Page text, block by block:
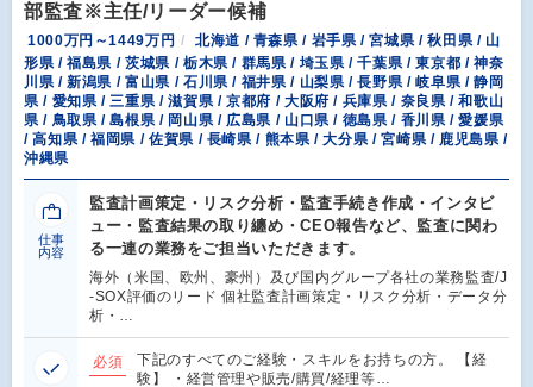
部監査※主任/リーダー候補
1000万円～1449万円
北海道 / 青森県 / 岩手県 / 宮城県 / 秋田県 / 山
形県 / 福島県 / 茨城県 / 栃木県 / 群馬県 / 埼玉県 / 千葉県 / 東京都 / 神奈
川県 / 新潟県 / 富山県 / 石川県 / 福井県 / 山梨県 / 長野県 / 岐阜県 / 静岡
県 / 愛知県 / 三重県 / 滋賀県 / 京都府 / 大阪府 / 兵庫県 / 奈良県 / 和歌山
県 / 鳥取県 / 島根県 / 岡山県 / 広島県 / 山口県 / 徳島県 / 香川県 / 愛媛県
/ 高知県 / 福岡県 / 佐賀県 / 長崎県 / 熊本県 / 大分県 / 宮崎県 / 鹿児島県 /
沖縄県
仕事
内容
監査計画策定・リスク分析・監査手続き作成・インタビ
ュー・監査結果の取り纏め・CEO報告など、監査に関わ
る一連の業務をご担当いただきます。
海外（米国、欧州、豪州）及び国内グループ各社の業務監査/J
-SOX評価のリード 個社監査計画策定・リスク分析・データ分
析・…
必須
下記のすべてのご経験・スキルをお持ちの方。 【経
験】 ・経営管理や販売/購買/経理等…